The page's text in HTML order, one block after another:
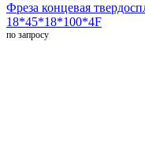
Фреза концевая
18*45*18*100*4F
по запросу